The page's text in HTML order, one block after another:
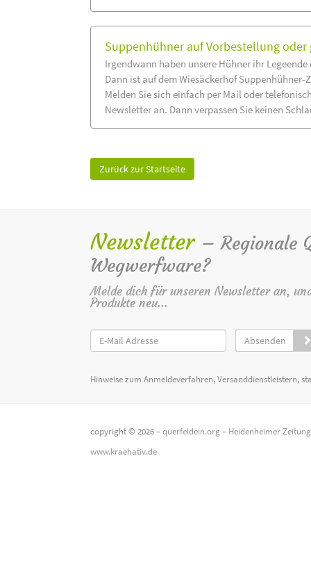
Suppenhühner auf Vorbestellung oder
Irgendwann haben unsere Hühner ihr
Dann ist auf dem Wiesäckerhof Suppenhühner-
Melden Sie sich einfach per Mail oder
Newsletter an. Dann verpassen Sie keinen
Zurück zur Startseite
Newsletter – Regionale
Wegwerfware?
Melde dich für unseren Newsletter an,
Produkte neu...
Absenden
Hinweise zum Anmeldeverfahren, Versanddienstleistern,
copyright © 2026 –querfeldein.org– Heidenheimer
www.kraehativ.de